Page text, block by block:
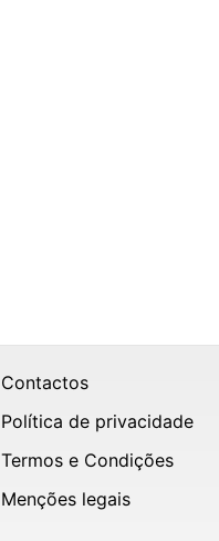
Contactos
Política de privacidade
Termos e Condições
Menções legais